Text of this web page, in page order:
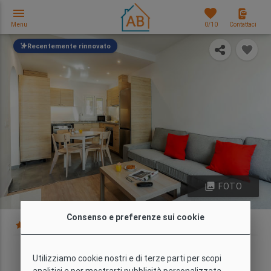
Contattaci
favorites
0/10
menu
Menu
Recentemente rinnovato
photo_library FOTO
Confort
Sì
3
letto
Consenso e preferenze sui cookie
Utilizziamo cookie nostri e di terze parti per scopi